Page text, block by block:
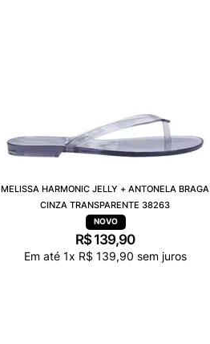
MELISSA HARMONIC JELLY + ANTONELA BRAGA
CINZA TRANSPARENTE 38263
R$ 139,90
Em até 1x R$ 139,90 sem juros